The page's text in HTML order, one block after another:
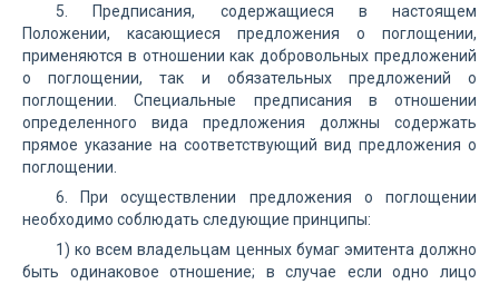
5. Предписания, содержащиеся в настоящем
Положении, касающиеся предложения о поглощении,
применяются в отношении как добровольных предложений
о поглощении, так и обязательных предложений о
поглощении. Специальные предписания в отношении
определенного вида предложения должны содержать
прямое указание на соответствующий вид предложения о
поглощении.
6. При осуществлении предложения о поглощении
необходимо соблюдать следующие принципы:
1) ко всем владельцам ценных бумаг эмитента должно
быть одинаковое отношение; в случае если одно лицо